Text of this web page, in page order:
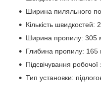
Ширина пиляльного
Кількість швидкостей: 2
Ширина пропилу: 305
Глибина пропилу: 165
Підсвічування робочої
Тип установки: